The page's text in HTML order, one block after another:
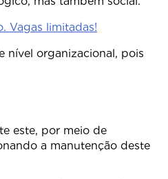
Vagas limitadas!
nível organizacional, pois
este, por meio de
a manutenção deste